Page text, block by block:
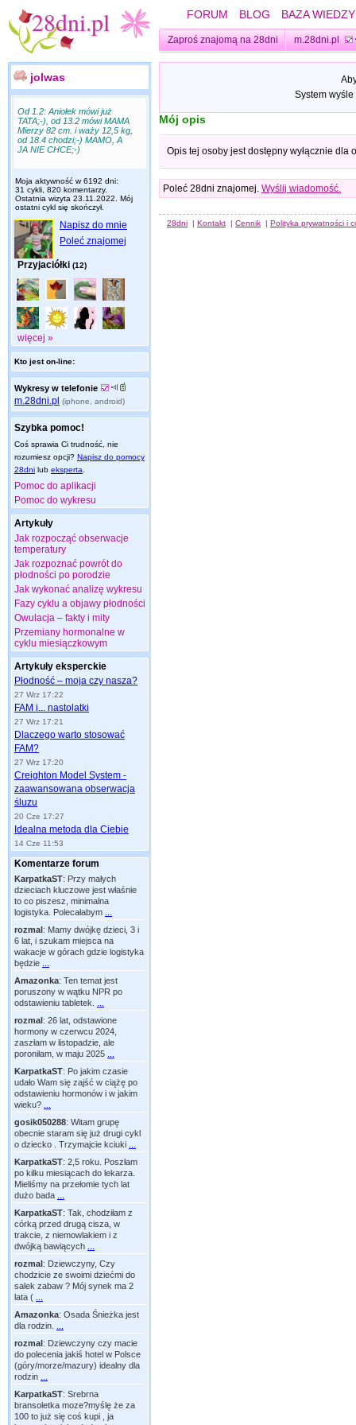
FORUM BLOG BAZA WIEDZY
Zaproś znajomą na 28dni m.28dni.pl
jolwas
Od 1.2: Aniołek mówi już
TATA;-), od 13.2 mówi MAMA
Mierzy 82 cm. i waży 12,5 kg,
od 18.4 chodzi;-) MAMO, A
JA NIE CHCE;-)
Moja aktywność w 6192 dni:
31 cykli, 820 komentarzy.
Ostatnia wizyta 23.11.2022 . Mój
ostatni cykl się skończył.
Napisz do mnie
Poleć znajomej
Przyjaciółki (12)
więcej »
Kto jest on-line:
Wykresy w telefonie
m.28dni.pl (iphone, android)
Szybka pomoc!
Coś sprawia Ci trudność, nie
rozumiesz opcji? Napisz do pomocy
28dni lub eksperta
Pomoc do aplikacji
Pomoc do wykresu
Artykuły
Jak rozpocząć obserwacje
temperatury
Jak rozpoznać powrót do
płodności po porodzie
Jak wykonać analizę wykresu
Fazy cyklu a objawy płodności
Owulacja – fakty i mity
Przemiany hormonalne w
cyklu miesiączkowym
Artykuły eksperckie
Płodność – moja czy nasza?
27 Wrz 17:22
FAM i... nastolatki
27 Wrz 17:21
Dlaczego warto stosować
FAM?
27 Wrz 17:20
Creighton Model System -
zaawansowana obserwacja
śluzu
20 Cze 17:27
Idealna metoda dla Ciebie
14 Cze 11:53
Komentarze forum
KarpatkaST: Przy małych
dzieciach kluczowe jest właśnie
to co piszesz, minimalna
logistyka. Polecałabym
rozmal: Mamy dwójkę dzieci, 3 i
6 lat, i szukam miejsca na
wakacje w górach gdzie logistyka
będzie
Amazonka: Ten temat jest
poruszony w wątku NPR po
odstawieniu tabletek.
rozmal: 26 lat, odstawione
hormony w czerwcu 2024,
zaszłam w listopadzie, ale
poroniłam, w maju 2025
KarpatkaST: Po jakim czasie
udało Wam się zajść w ciążę po
odstawieniu hormonów i w jakim
wieku?
gosik050288: Witam grupę
obecnie staram się już drugi cykl
o dziecko . Trzymajcie kciuki
KarpatkaST: 2,5 roku. Poszłam
po kilku miesiącach do lekarza.
Mieliśmy na przełomie tych lat
dużo bada
KarpatkaST: Tak, chodziłam z
córką przed drugą cisza, w
trakcie, z niemowlakiem i z
dwójką bawiących
rozmal: Dziewczyny, Czy
chodzicie ze swoimi dziećmi do
salek zabaw ? Mój synek ma 2
lata (
Amazonka: Osada Śnieżka jest
dla rodzin.
rozmal: Dziewczyny czy macie
do polecenia jakiś hotel w Polsce
(góry/morze/mazury) idealny dla
rodzin
KarpatkaST: Srebrna
bransoletka moze?myślę że za
100 to już się coś kupi , ja
System
Mój opis
Opis tej osoby jest dostępny wyłącznie dla
Poleć 28dni znajomej. Wyślij wiadomość.
28dni | Kontakt | Cennik | Polityka prywatności i